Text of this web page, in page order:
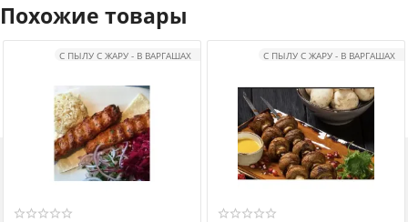
Похожие товары
С ПЫЛУ С ЖАРУ - В ВАРГАШАХ С ПЫЛУ С ЖАРУ - В ВАРГАШАХ